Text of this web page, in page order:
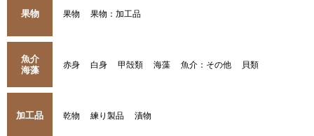
果物 果物 果物：加工品
魚介
海藻
赤身 白身 甲殻類 海藻 魚介：その他 貝類
加工品 乾物 練り製品 漬物